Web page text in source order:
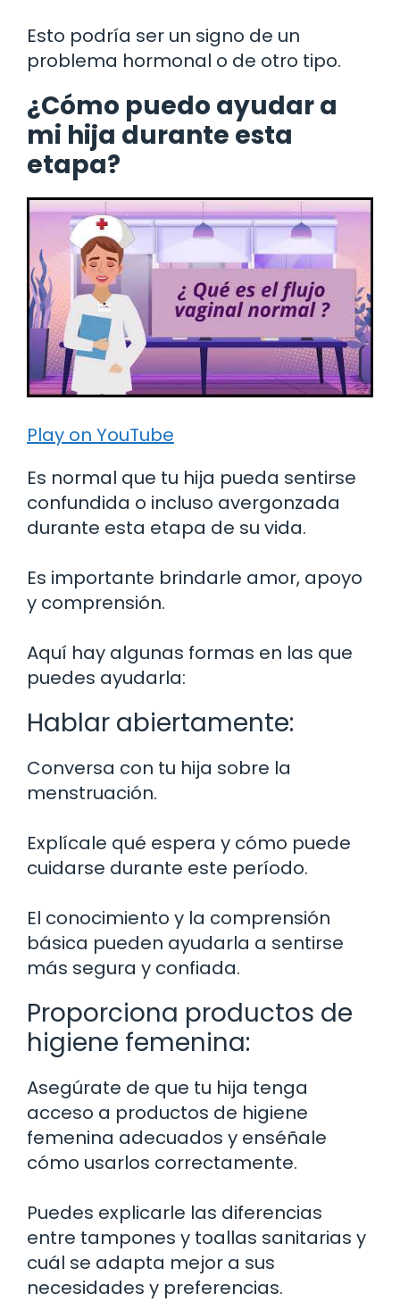
Esto podría ser un signo de un
problema hormonal o de otro tipo.
¿Cómo puedo ayudar a
mi hija durante esta
etapa?
Play on YouTube
Es normal que tu hija pueda sentirse
confundida o incluso avergonzada
durante esta etapa de su vida.
Es importante brindarle amor, apoyo
y comprensión.
Aquí hay algunas formas en las que
puedes ayudarla:
Hablar abiertamente:
Conversa con tu hija sobre la
menstruación.
Explícale qué espera y cómo puede
cuidarse durante este período.
El conocimiento y la comprensión
básica pueden ayudarla a sentirse
más segura y confiada.
Proporciona productos de
higiene femenina:
Asegúrate de que tu hija tenga
acceso a productos de higiene
femenina adecuados y enséñale
cómo usarlos correctamente.
Puedes explicarle las diferencias
entre tampones y toallas sanitarias y
cuál se adapta mejor a sus
necesidades y preferencias.